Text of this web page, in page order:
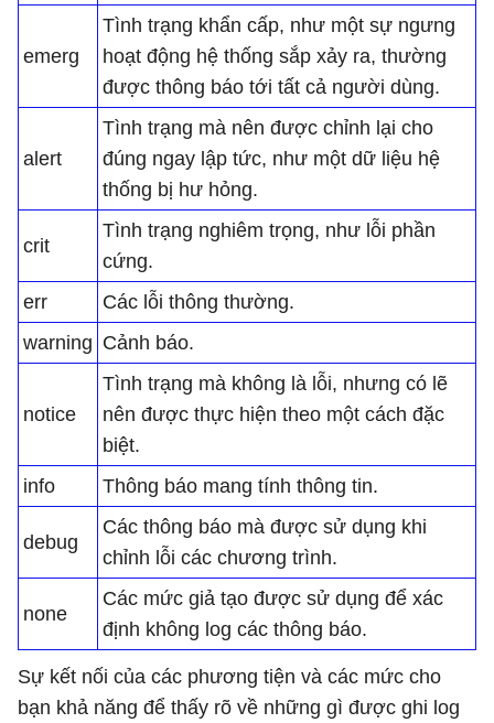
emerg
Tình trạng khẩn cấp, như một sự ngưng
hoạt động hệ thống sắp xảy ra, thường
được thông báo tới tất cả người dùng.
alert
Tình trạng mà nên được chỉnh lại cho
đúng ngay lập tức, như một dữ liệu hệ
thống bị hư hỏng.
crit
Tình trạng nghiêm trọng, như lỗi phần
cứng.
err
Các lỗi thông thường.
warning Cảnh báo.
notice
Tình trạng mà không là lỗi, nhưng có lẽ
nên được thực hiện theo một cách đặc
biệt.
info
Thông báo mang tính thông tin.
debug
Các thông báo mà được sử dụng khi
chỉnh lỗi các chương trình.
none
Các mức giả tạo được sử dụng để xác
định không log các thông báo.
Sự kết nối của các phương tiện và các mức cho
bạn khả năng để thấy rõ về những gì được ghi log